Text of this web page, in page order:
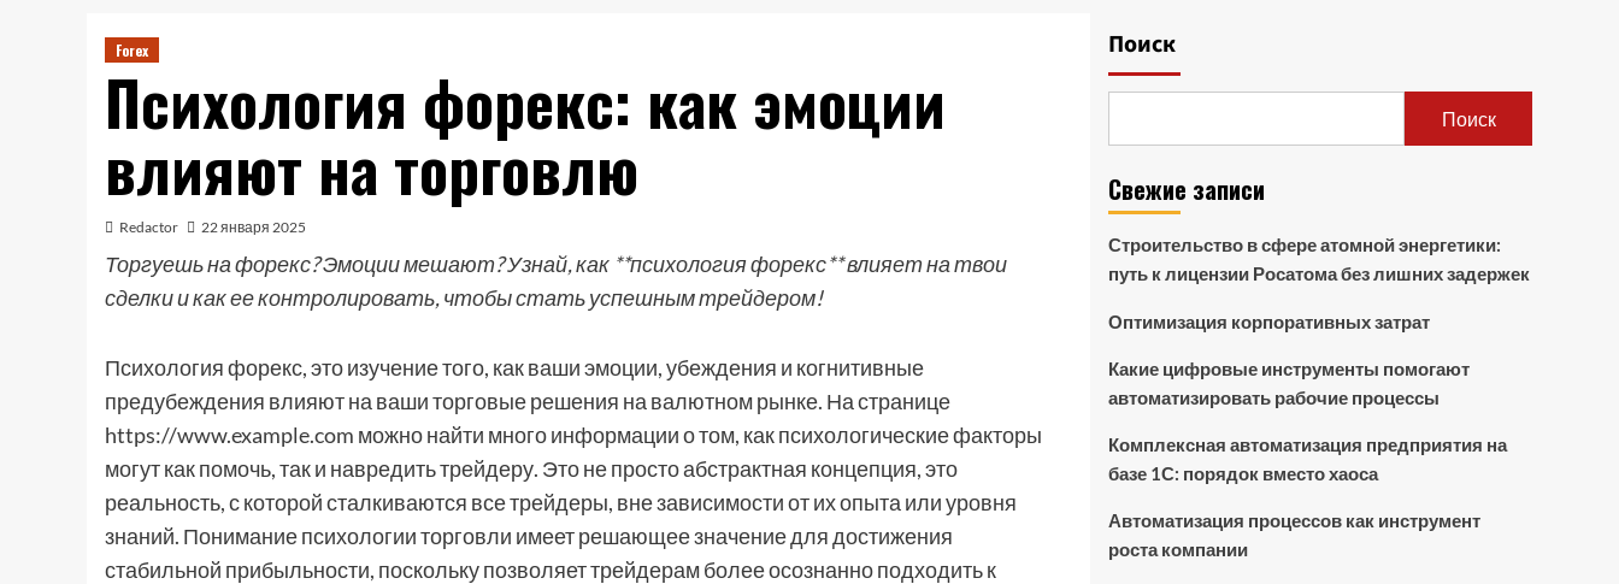
Forex
Психология форекс: как эмоции
влияют на торговлю
Redactor 22 января 2025
Торгуешь на форекс? Эмоции мешают? Узнай, как **психология форекс** влияет на твои
сделки и как ее контролировать, чтобы стать успешным трейдером!
Психология форекс, это изучение того, как ваши эмоции, убеждения и когнитивные
предубеждения влияют на ваши торговые решения на валютном рынке. На странице
https://www.example.com можно найти много информации о том, как психологические факторы
могут как помочь, так и навредить трейдеру. Это не просто абстрактная концепция, это
реальность, с которой сталкиваются все трейдеры, вне зависимости от их опыта или уровня
знаний. Понимание психологии торговли имеет решающее значение для достижения
стабильной прибыльности, поскольку позволяет трейдерам более осознанно подходить к
Поиск
Поиск
Свежие записи
Строительство в сфере атомной энергетики:
путь к лицензии Росатома без лишних задержек
Оптимизация корпоративных затрат
Какие цифровые инструменты помогают
автоматизировать рабочие процессы
Комплексная автоматизация предприятия на
базе 1С: порядок вместо хаоса
Автоматизация процессов как инструмент
роста компании